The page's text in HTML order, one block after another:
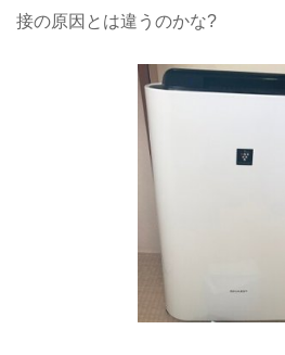
接の原因とは違うのかな?